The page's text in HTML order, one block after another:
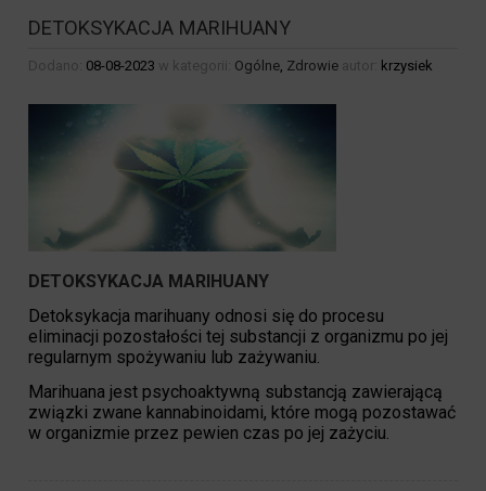
DETOKSYKACJA MARIHUANY
Dodano: 08-08-2023 w kategorii: Ogólne Zdrowie autor: krzysiek
DETOKSYKACJA MARIHUANY
Detoksykacja marihuany odnosi się do procesu
eliminacji pozostałości tej substancji z organizmu po jej
regularnym spożywaniu lub zażywaniu.
Marihuana jest psychoaktywną substancją zawierającą
związki zwane kannabinoidami, które mogą pozostawać
w organizmie przez pewien czas po jej zażyciu.